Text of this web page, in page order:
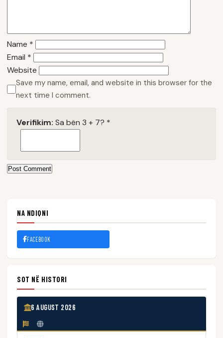
Name *
Email *
Website
Save my name, email, and website in this browser for the
next time I comment.
Verifikim: Sa bën 3 + 7? *
Post Comment
NA NDIQNI
FACEBOOK
SOT NË HISTORI
6 AUGUST 2026